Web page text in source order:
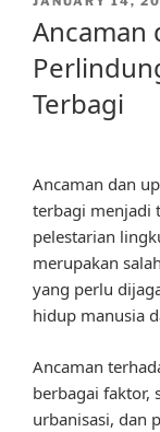
Ancaman
Terbagi
Ancaman dan
terbagi menjadi
pelestarian
merupakan
yang perlu
hidup manusia
Ancaman
berbagai faktor,
urbanisasi, dan